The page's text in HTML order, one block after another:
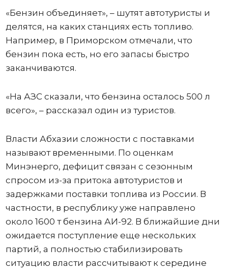
«Бензин объединяет», – шутят автотуристы и
делятся, на каких станциях есть топливо.
Например, в Приморском отмечали, что
бензин пока есть, но его запасы быстро
заканчиваются.
«На АЗС сказали, что бензина осталось 500 л
всего», – рассказал один из туристов.
Власти Абхазии сложности с поставками
называют временными. По оценкам
Минэнерго, дефицит связан с сезонным
спросом из-за притока автотуристов и
задержками поставки топлива из России. В
частности, в республику уже направлено
около 1600 т бензина АИ-92. В ближайшие дни
ожидается поступление еще нескольких
партий, а полностью стабилизировать
ситуацию власти рассчитывают к середине